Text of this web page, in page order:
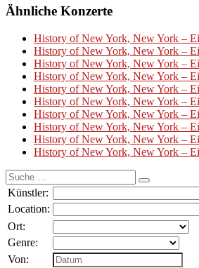
Ähnliche Konzerte
History of New York, New York –
History of New York, New York –
History of New York, New York –
History of New York, New York –
History of New York, New York –
History of New York, New York –
History of New York, New York –
History of New York, New York –
History of New York, New York –
History of New York, New York –
Suche
nach:
Künstler:
Location:
Ort:
Genre:
Von: